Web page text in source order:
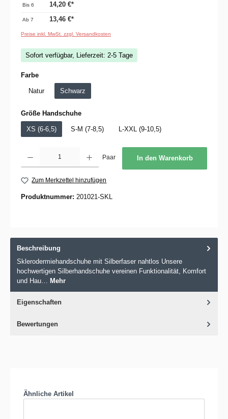
Bis6 14,20 €*
Ab7 13,46 €*
Preise inkl. MwSt. zzgl. Versandkosten
Sofort verfügbar, Lieferzeit: 2-5 Tage
Farbeauswählen
Natur Schwarz
Größe Handschuheauswählen
XS (6-6,5) S-M (7-8,5) L-XXL (9-10,5)
Paar In den Warenkorb
Zum Merkzettel hinzufügen
Produktnummer: 201021-SKL
Beschreibung
Sklerodermiehandschuhe mit Silberfaser nahtlos Unsere
hochwertigen Silberhandschuhe vereinen Funktionalität, Komfort
und Hau… Mehr
Eigenschaften
Bewertungen
Produktgalerie überspringen
Ähnliche Artikel